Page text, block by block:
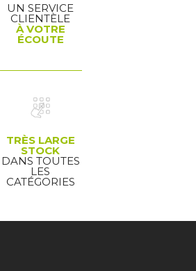
UN SERVICE
CLIENTÈLE
À VOTRE
ÉCOUTE
TRÈS LARGE
STOCK
DANS TOUTES
LES
CATÉGORIES